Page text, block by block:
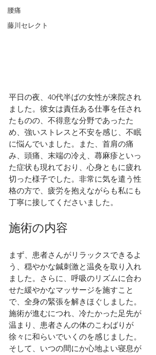
腰痛
藤川セレクト
平日の夜、40代半ばの女性が来院され
ました。彼女は責任ある仕事を任され
たものの、不得意な分野であったた
め、強いストレスと不安を感じ、不眠
に悩んでいました。また、首肩の痛
み、頭痛、末端の冷え、蕁麻疹といっ
た症状も現れており、心身ともに疲れ
切った様子でした。非常に気を遣う性
格の方で、疲労を抱えながらも私にも
丁寧に接してくださいました。
施術の内容
まず、患者さんがリラックスできるよ
う、穏やかな鍼刺激と温灸を取り入れ
ました。さらに、呼吸のリズムに合わ
せた緩やかなマッサージを施すこと
で、全身の緊張を解きほぐしました。
施術が進むにつれ、冷たかった足先が
温まり、患者さんの体のこわばりが
徐々に和らいでいくのを感じました。
そして、いつの間にか心地よい寝息が